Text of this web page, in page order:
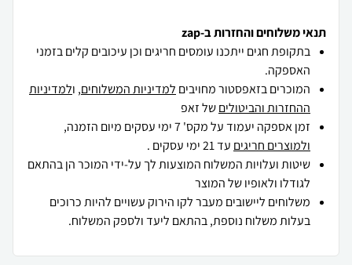
תנאי משלוחים והחזרות ב-zap
בתקופת חגים ייתכנו עומסים חריגים וכן עיכובים קלים בזמני
האספקה.
המוכרים בזאפסטור מחויבים למדיניות המשלוחים, ולמדיניות
ההחזרות והביטוליםשל זאפ
זמן אספקה יעמוד על מקס' 7 ימי עסקים מיום הזמנה,
ולמוצרים חריגים עד 21 ימי עסקים .
שיטות ועלויות המשלוח המוצעות לך על-ידי המוכר הן בהתאם
לגודלו ולאופיו של המוצר
משלוחים ליישובים מעבר לקו הירוק עשויים להיות כרוכים
בעלות משלוח נוספת, בהתאם ליעד ולספק המשלוח.